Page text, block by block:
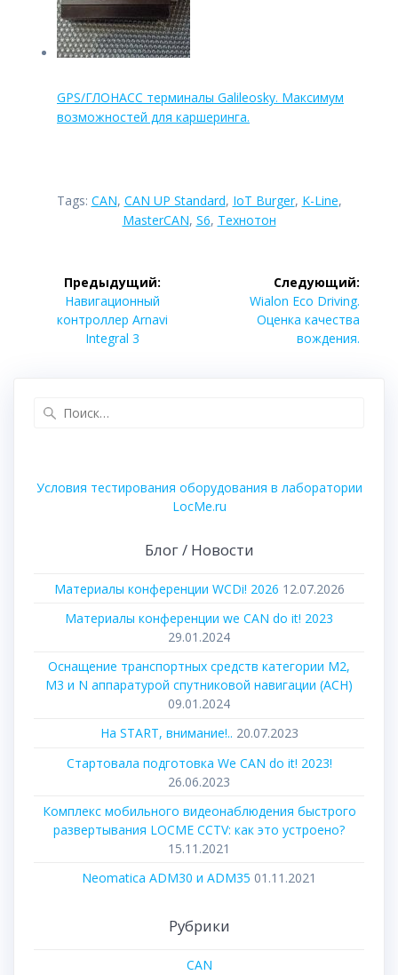
GPS/ГЛОНАСС терминалы Galileosky. Максимум
возможностей для каршеринга.
Tags: CAN, CAN UP Standard, IoT Burger, K-Line,
MasterCAN, S6, Технотон
Навигация
записям
Предыдущий:
Предыдущая
запись:
Навигационный
контроллер Arnavi
Integral 3
Следующий:
Следующая
запись:
Wialon Eco Driving.
Оценка качества
вождения.
Условия тестирования оборудования в лаборатории
LocMe.ru
Блог / Новости
Материалы конференции WCDi! 2026 12.07.2026
Материалы конференции we CAN do it! 2023
29.01.2024
Оснащение транспортных средств категории М2,
М3 и N аппаратурой спутниковой навигации (АСН)
09.01.2024
На START, внимание!.. 20.07.2023
Стартовала подготовка We CAN do it! 2023!
26.06.2023
Комплекс мобильного видеонаблюдения быстрого
развертывания LOCME CCTV: как это устроено?
15.11.2021
Neomatica ADM30 и ADM35 01.11.2021
Рубрики
CAN